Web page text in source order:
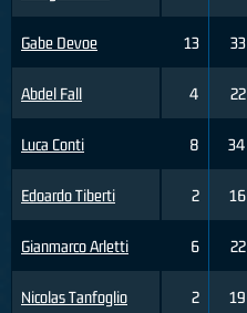
Gabe Devoe
Abdel Fall
Luca Conti
Edoardo Tiberti
Gianmarco Arletti
Nicolas Tanfoglio
13 33
4 22
8 34
2 16
6 22
2 19